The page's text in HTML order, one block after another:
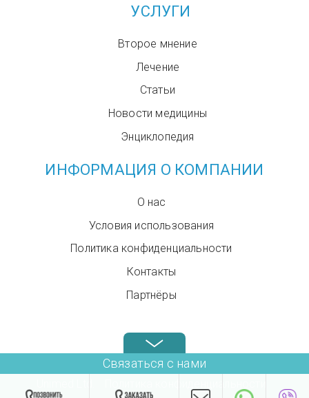
УСЛУГИ
Второе мнение
Лечение
Статьи
Новости медицины
Энциклопедия
ИНФОРМАЦИЯ О КОМПАНИИ
О нас
Условия использования
Политика конфиденциальности
Контакты
Партнёры
Звоните нам в любое время: +972.4.6899580
Связаться с нами